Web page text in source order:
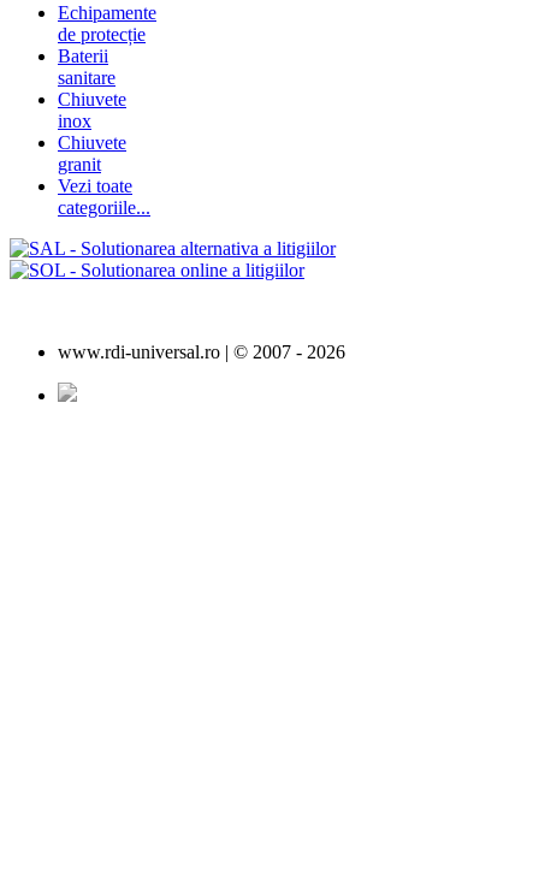
Echipamente
de protecție
Baterii
sanitare
Chiuvete
inox
Chiuvete
granit
Vezi toate
categoriile...
www.rdi-universal.ro | © 2007 - 2026